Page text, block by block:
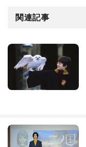
関連記事